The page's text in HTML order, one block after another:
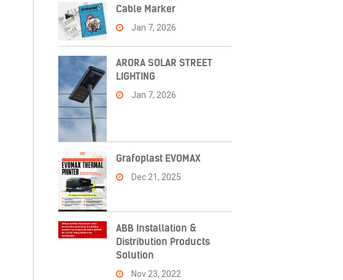
Cable Marker
Jan 7, 2026
ARORA SOLAR STREET
LIGHTING
Jan 7, 2026
Grafoplast EVOMAX
Dec 21, 2025
ABB Installation &
Distribution Products
Solution
Nov 23, 2022